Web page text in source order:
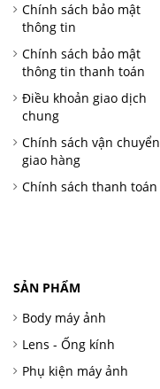
Chính sách bảo mật
thông tin
Chính sách bảo mật
thông tin thanh toán
Điều khoản giao dịch
chung
Chính sách vận chuyển
giao hàng
Chính sách thanh toán
SẢN PHẨM
Body máy ảnh
Lens - Ống kính
Phụ kiện máy ảnh